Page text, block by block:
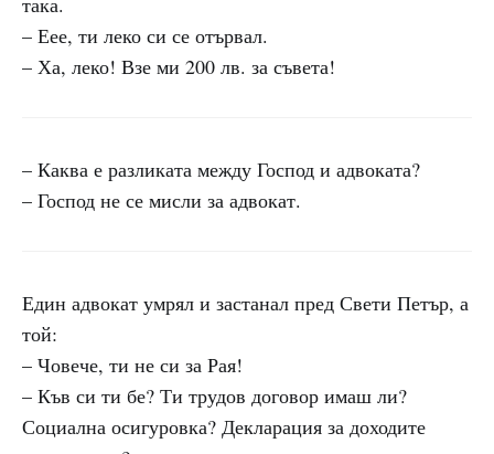
– Еее, ти леко си се отървал.
– Ха, леко! Взе ми 200 лв. за съвета!
– Каква е разликата между Господ и адвоката?
– Господ не се мисли за адвокат.
Един адвокат умрял и застанал пред Свети Петър, а
той:
– Човече, ти не си за Рая!
– Къв си ти бе? Ти трудов договор имаш ли?
Социална осигуровка? Декларация за доходите